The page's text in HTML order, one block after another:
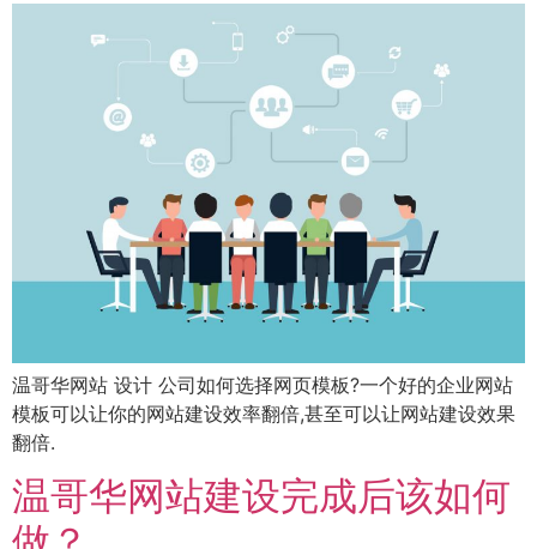
温哥华网站 设计 公司如何选择网页模板?一个好的企业网站
模板可以让你的网站建设效率翻倍,甚至可以让网站建设效果
翻倍.
温哥华网站建设完成后该如何